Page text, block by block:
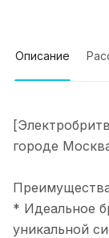
Описание
городе
* Идеальное
уникальной